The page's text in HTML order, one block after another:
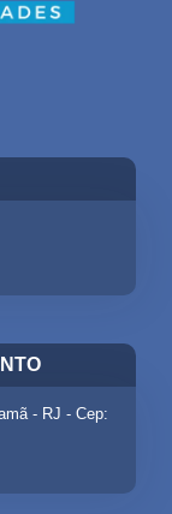
- RJ - Cep: